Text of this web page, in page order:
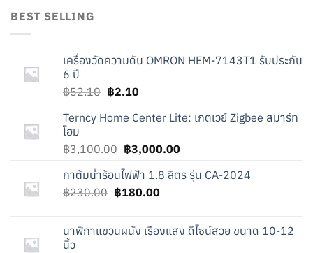
BEST SELLING
เครื่องวัดความดัน OMRON HEM-7143T1 รับประกัน
6 ปี
฿52.10 Original
was:
฿2.10Current
is:
Terncy Home Center Lite: เกตเวย์ Zigbee สมาร์ท
โฮม
฿3,100.00 Original
was:
฿3,100.00.
฿3,000.00Current
is:
กาต้มน้ำร้อนไฟฟ้า 1.8 ลิตร รุ่น CA-2024
฿230.00 Original
฿230.00.
฿180.00Current
฿180.00.
นาฬิกาแขวนผนัง เรืองแสง ดีไซน์สวย ขนาด 10-12
นิ้ว